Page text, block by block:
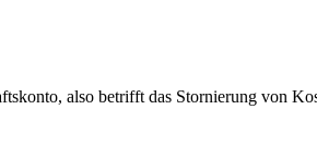
also betrifft das Stornierung von